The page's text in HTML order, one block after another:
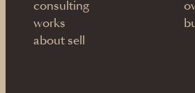
consulting
works
about sell